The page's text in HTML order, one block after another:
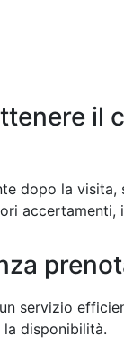
il
dopo la
accertamenti,
servizio
disponibilità.